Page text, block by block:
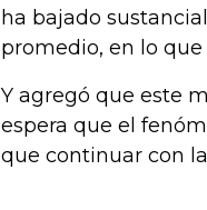
ha bajado
promedio, en lo que
Y agregó que este
espera que el
que continuar con